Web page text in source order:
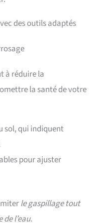
des outils adaptés
à réduire la
la santé de votre
sol, qui indiquent
pour ajuster
le gaspillage tout
l’eau.